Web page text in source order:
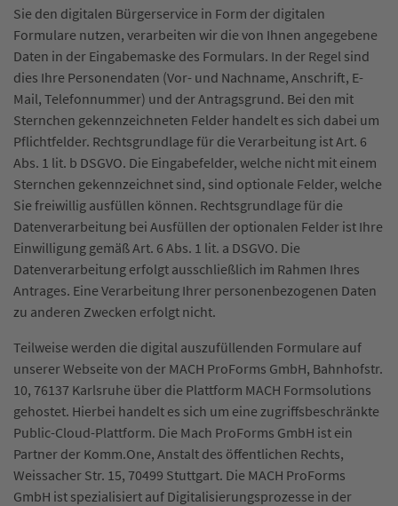
Sie den digitalen Bürgerservice in Form der digitalen
Formulare nutzen, verarbeiten wir die von Ihnen angegebene
Daten in der Eingabemaske des Formulars. In der Regel sind
dies Ihre Personendaten (Vor- und Nachname, Anschrift, E-
Mail, Telefonnummer) und der Antragsgrund. Bei den mit
Sternchen gekennzeichneten Felder handelt es sich dabei um
Pflichtfelder. Rechtsgrundlage für die Verarbeitung ist Art. 6
Abs. 1 lit. b DSGVO. Die Eingabefelder, welche nicht mit einem
Sternchen gekennzeichnet sind, sind optionale Felder, welche
Sie freiwillig ausfüllen können. Rechtsgrundlage für die
Datenverarbeitung bei Ausfüllen der optionalen Felder ist Ihre
Einwilligung gemäß Art. 6 Abs. 1 lit. a DSGVO. Die
Datenverarbeitung erfolgt ausschließlich im Rahmen Ihres
Antrages. Eine Verarbeitung Ihrer personenbezogenen Daten
zu anderen Zwecken erfolgt nicht.
Teilweise werden die digital auszufüllenden Formulare auf
unserer Webseite von der MACH ProForms GmbH, Bahnhofstr.
10, 76137 Karlsruhe über die Plattform MACH Formsolutions
gehostet. Hierbei handelt es sich um eine zugriffsbeschränkte
Public-Cloud-Plattform. Die Mach ProForms GmbH ist ein
Partner der Komm.One, Anstalt des öffentlichen Rechts,
Weissacher Str. 15, 70499 Stuttgart. Die MACH ProForms
GmbH ist spezialisiert auf Digitalisierungsprozesse in der